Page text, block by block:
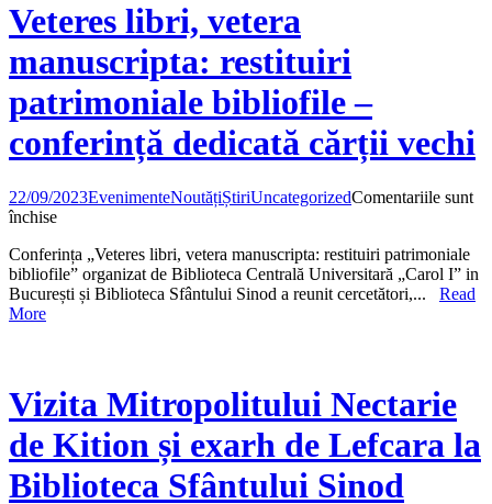
Veteres libri, vetera
manuscripta: restituiri
patrimoniale bibliofile –
conferință dedicată cărții vechi
22/09/2023EvenimenteNoutățiȘtiriUncategorizedComentariile sunt
închisepentru
libri,
vetera
manuscripta:
conferință
dedicată
cărții
vechi
Confe­rința „Veteres libri, vetera manuscripta: restituiri patrimoniale
bibliofile” organizat de Biblioteca Centrală Universitară „Carol I” in
București și Biblioteca Sfântului Sinod a reunit cercetători,... Read
More
Vizita Mitropolitului Nectarie
de Kition și exarh de Lefcara la
Biblioteca Sfântului Sinod